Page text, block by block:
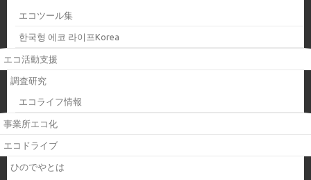
エコツール集
한국형 에코 라이프Korea
エコ活動支援
調査研究
エコライフ情報
事業所エコ化
エコドライブ
ひのでやとは